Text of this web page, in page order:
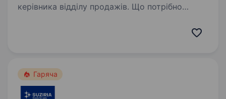
керівника відділу продажів. Що потрібно
планувати, організовувати та контролювати
Гаряча